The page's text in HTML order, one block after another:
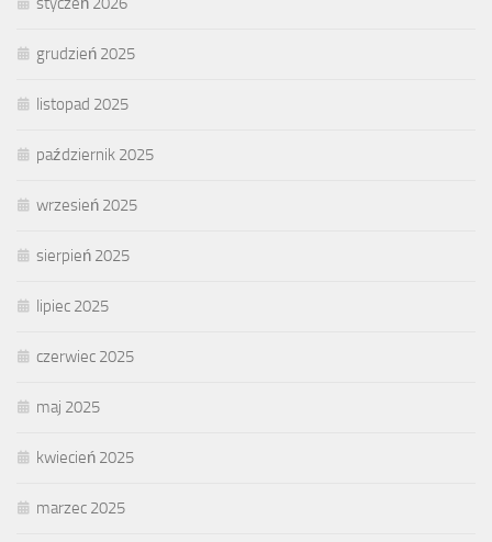
grudzień 2025
listopad 2025
październik 2025
wrzesień 2025
sierpień 2025
lipiec 2025
czerwiec 2025
maj 2025
kwiecień 2025
marzec 2025